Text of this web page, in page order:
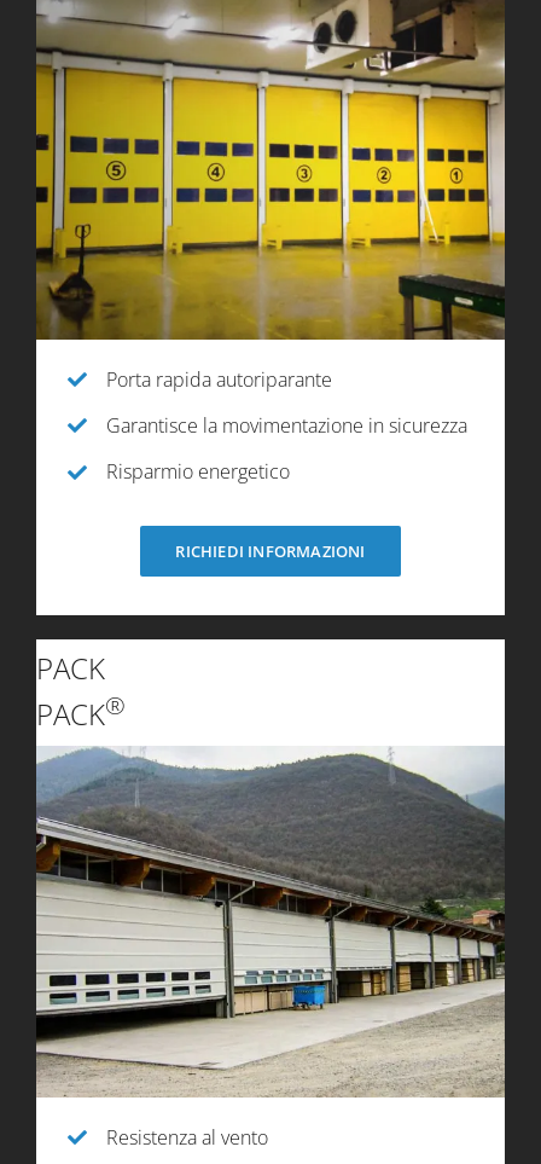
Porta rapida autoriparante
Garantisce la movimentazione in sicurezza
Risparmio energetico
RICHIEDI INFORMAZIONI
PACK
PACK®
Resistenza al vento